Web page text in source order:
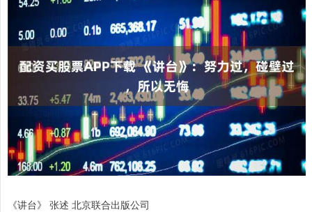
《讲台》 张述 北京联合出版公司